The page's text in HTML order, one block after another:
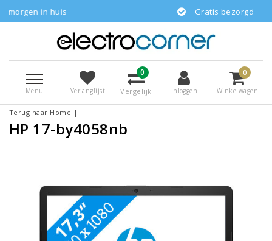
huis Gratis bezorgd
Menu Verlanglijst
0
Vergelijk Inloggen
0
Winkelwagen
Terug naar Home |
HP 17-by4058nb